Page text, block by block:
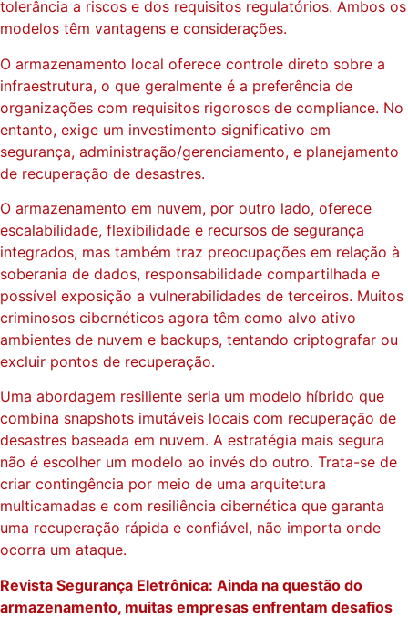
tolerância a riscos e dos requisitos regulatórios. Ambos os
modelos têm vantagens e considerações.
O armazenamento local oferece controle direto sobre a
infraestrutura, o que geralmente é a preferência de
organizações com requisitos rigorosos de compliance. No
entanto, exige um investimento significativo em
segurança, administração/gerenciamento, e planejamento
de recuperação de desastres.
O armazenamento em nuvem, por outro lado, oferece
escalabilidade, flexibilidade e recursos de segurança
integrados, mas também traz preocupações em relação à
soberania de dados, responsabilidade compartilhada e
possível exposição a vulnerabilidades de terceiros. Muitos
criminosos cibernéticos agora têm como alvo ativo
ambientes de nuvem e backups, tentando criptografar ou
excluir pontos de recuperação.
Uma abordagem resiliente seria um modelo híbrido que
combina snapshots imutáveis ​​locais com recuperação de
desastres baseada em nuvem. A estratégia mais segura
não é escolher um modelo ao invés do outro. Trata-se de
criar contingência por meio de uma arquitetura
multicamadas e com resiliência cibernética que garanta
uma recuperação rápida e confiável, não importa onde
ocorra um ataque.
Revista Segurança Eletrônica: Ainda na questão do
armazenamento, muitas empresas enfrentam desafios